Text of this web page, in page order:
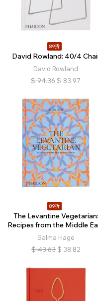
89折
David Rowland: 40/4
David Rowland
$ 94.36 $ 83.97
89折
The Levantine Vegetarian:
Recipes from the Middle
Salma Hage
$ 43.63 $ 38.82